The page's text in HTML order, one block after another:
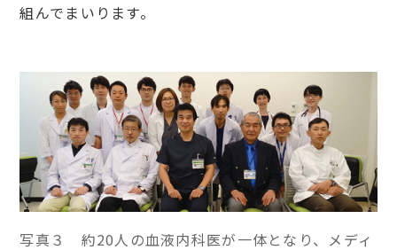
組んでまいります。
写真３ 約20人の血液内科医が一体となり、メディ